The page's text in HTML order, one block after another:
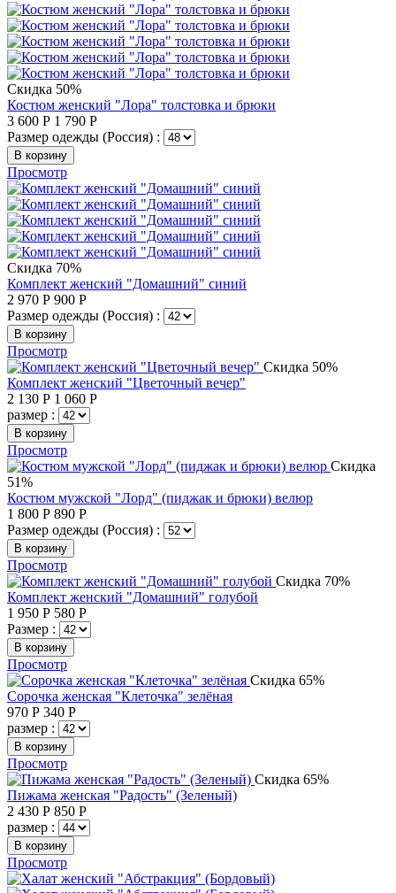
Скидка 50%
Костюм женский "Лора" толстовка и брюки
3 600 Р 1 790 Р
Размер одежды (Россия) :
В корзину
Просмотр
Скидка 70%
Комплект женский "Домашний" синий
2 970 Р 900 Р
Размер одежды (Россия) :
В корзину
Просмотр
Скидка 50%
Комплект женский "Цветочный вечер"
2 130 Р 1 060 Р
размер :
В корзину
Просмотр
Скидка
51%
Костюм мужской "Лорд" (пиджак и брюки) велюр
1 800 Р 890 Р
Размер одежды (Россия) :
В корзину
Просмотр
Скидка 70%
Комплект женский "Домашний" голубой
1 950 Р 580 Р
Размер :
В корзину
Просмотр
Скидка 65%
Сорочка женская "Клеточка" зелёная
970 Р 340 Р
размер :
В корзину
Просмотр
Скидка 65%
Пижама женская "Радость" (Зеленый)
2 430 Р 850 Р
размер :
В корзину
Просмотр